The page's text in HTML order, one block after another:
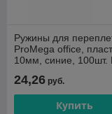
Ружины для
ProMega office,
10мм, синие, 100шт.
указана без учета
%
24,26 руб.
Купить